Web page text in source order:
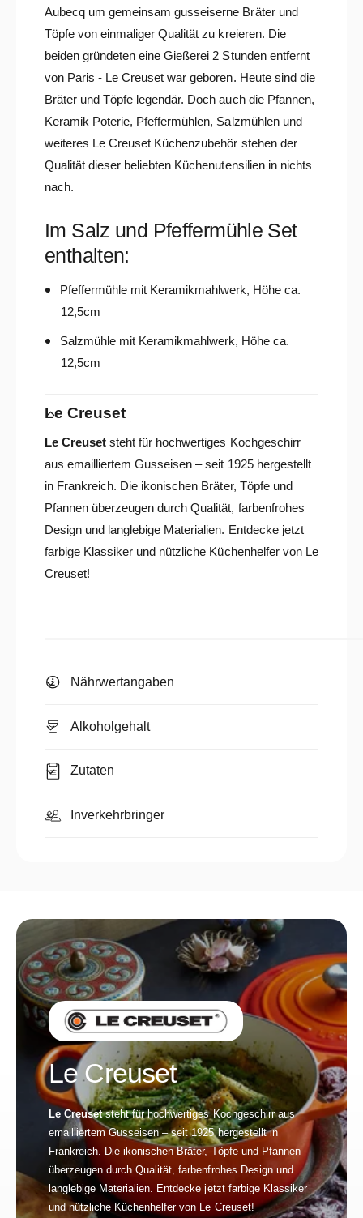
Aubecq um gemeinsam gusseiserne Bräter und
Töpfe von einmaliger Qualität zu kreieren. Die
beiden gründeten eine Gießerei 2 Stunden entfernt
von Paris - Le Creuset war geboren. Heute sind die
Bräter und Töpfe legendär. Doch auch die Pfannen,
Keramik Poterie, Pfeffermühlen, Salzmühlen und
weiteres Le Creuset Küchenzubehör stehen der
Qualität dieser beliebten Küchenutensilien in nichts
nach.
Im Salz und Pfeffermühle Set
enthalten:
Pfeffermühle mit Keramikmahlwerk, Höhe ca.
12,5cm
Salzmühle mit Keramikmahlwerk, Höhe ca.
12,5cm
Le Creuset
Le Creuset steht für hochwertiges Kochgeschirr
aus emailliertem Gusseisen – seit 1925 hergestellt
in Frankreich. Die ikonischen Bräter, Töpfe und
Pfannen überzeugen durch Qualität, farbenfrohes
Design und langlebige Materialien. Entdecke jetzt
farbige Klassiker und nützliche Küchenhelfer von Le
Creuset!
Nährwertangaben
Alkoholgehalt
Zutaten
Inverkehrbringer
Le Creuset
Le Creusetsteht für hochwertiges Kochgeschirr aus
emailliertem Gusseisen – seit 1925 hergestellt in
Frankreich. Die ikonischen Bräter, Töpfe und Pfannen
überzeugen durch Qualität, farbenfrohes Design und
langlebige Materialien. Entdecke jetzt farbige Klassiker
und nützliche Küchenhelfer von Le Creuset!